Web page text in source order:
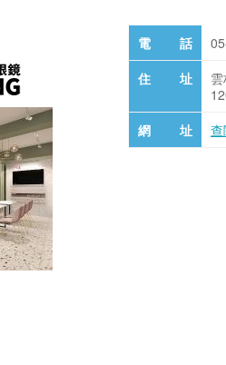
電 話
住 址
網 址